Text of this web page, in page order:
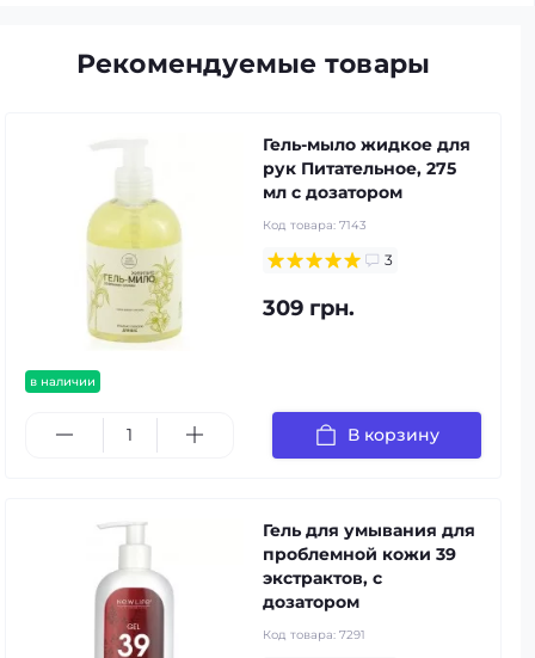
Рекомендуемые товары
в наличии
Гель-мыло жидкое для
рук Питательное, 275
мл с дозатором
Код товара: 7143
3
309 грн.
В корзину
Гель для умывания для
проблемной кожи 39
экстрактов, с
дозатором
Код товара: 7291